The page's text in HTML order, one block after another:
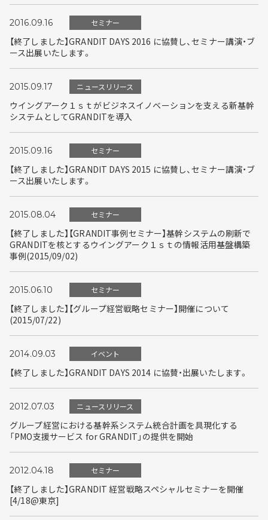
2016.09.16 セミナー
【終了しました】GRANDIT DAYS 2016 に協賛し、セミナー講演・ブ
ース出展いたします。
2015.09.17 ニュースリリース
ウイングアーク１ｓｔがビジネスイノベーションを支える新基幹
システムとしてGRANDITを導入
2015.09.16 セミナー
【終了しました】GRANDIT DAYS 2015 に協賛し、セミナー講演・ブ
ース出展いたします。
2015.08.04 セミナー
【終了しました】【GRANDIT事例セミナー】基幹システムの刷新で
GRANDITを核とするウイングアーク１ｓｔの情報活用基盤構築
事例(2015/09/02)
2015.06.10 セミナー
【終了しました】【グループ経営戦略セミナー】開催について
(2015/07/22)
2014.09.03 イベント
【終了しました】GRANDIT DAYS 2014 に協賛・出展いたします。
2012.07.03 ニュースリリース
グループ経営における基幹系システム統合計画を具現化する
「PMO支援サービス for GRANDIT」の提供を開始
2012.04.18 セミナー
【終了しました】GRANDIT 経営戦略スペシャルセミナーを開催
[4/18@東京]